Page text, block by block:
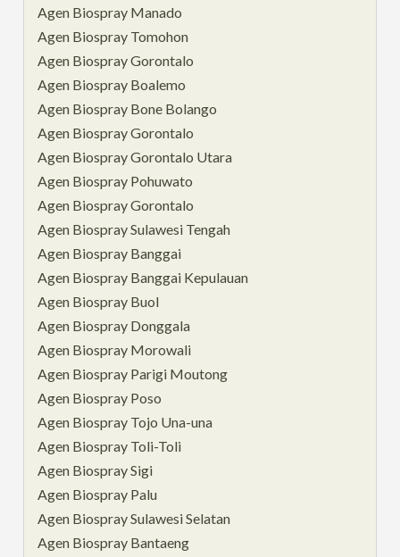
Agen Biospray Manado
Agen Biospray Tomohon
Agen Biospray Gorontalo
Agen Biospray Boalemo
Agen Biospray Bone Bolango
Agen Biospray Gorontalo
Agen Biospray Gorontalo Utara
Agen Biospray Pohuwato
Agen Biospray Gorontalo
Agen Biospray Sulawesi Tengah
Agen Biospray Banggai
Agen Biospray Banggai Kepulauan
Agen Biospray Buol
Agen Biospray Donggala
Agen Biospray Morowali
Agen Biospray Parigi Moutong
Agen Biospray Poso
Agen Biospray Tojo Una-una
Agen Biospray Toli-Toli
Agen Biospray Sigi
Agen Biospray Palu
Agen Biospray Sulawesi Selatan
Agen Biospray Bantaeng